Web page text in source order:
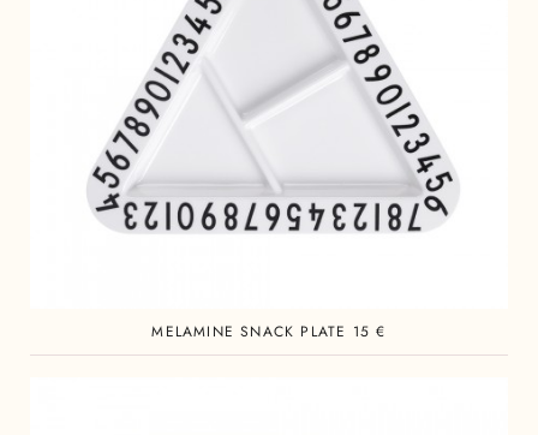
MELAMINE SNACK PLATE 15 €